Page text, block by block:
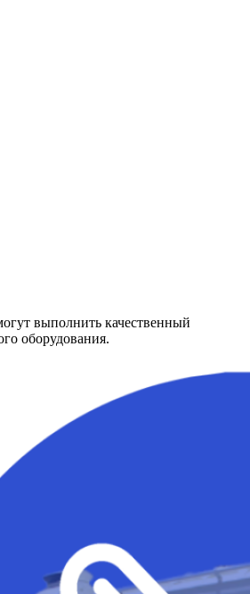
выполнить качественный
оборудования.